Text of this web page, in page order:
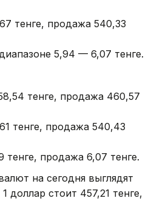
тенге, продажа 540,33
5,94 — 6,07 тенге.
тенге, продажа 460,57
тенге, продажа 540,43
тенге, продажа 6,07 тенге.
на сегодня выглядят
доллар стоит 457,21 тенге,